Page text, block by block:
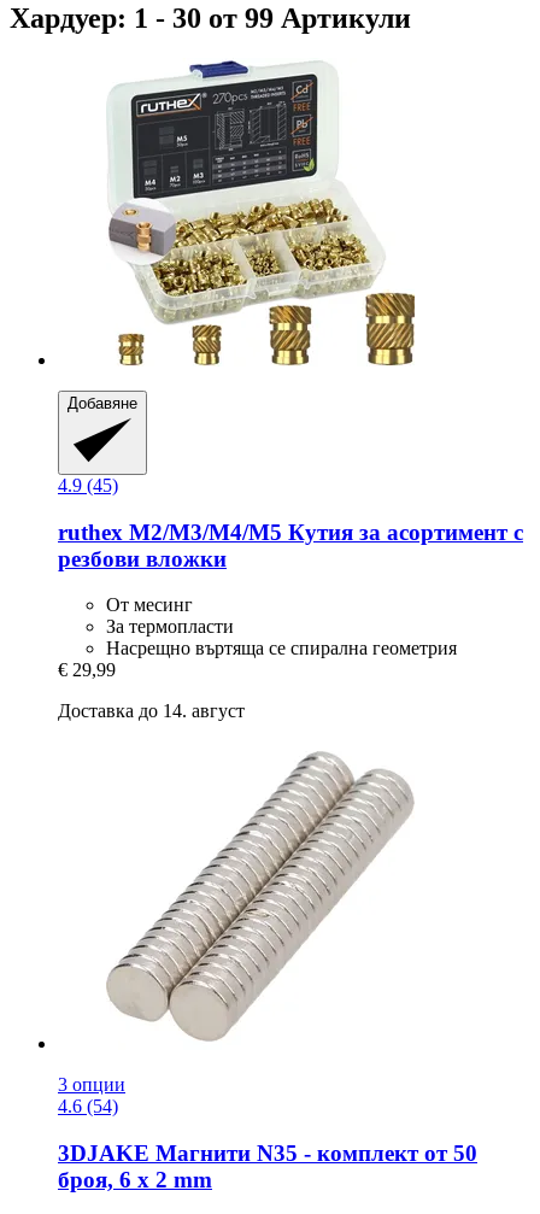
Хардуер: 1 - 30 от 99 Артикули
Добавяне
4.9 (45)
ruthex M2/M3/M4/M5 Кутия за асортимент с
резбови вложки
От месинг
За термопласти
Насрещно въртяща се спирална геометрия
€ 29,99
Доставка до 14. август
3 опции
4.6 (54)
3DJAKE Магнити N35 -​ комплект от 50
броя, 6 x 2 mm